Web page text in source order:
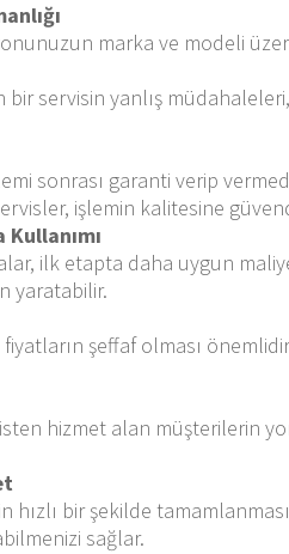
marka ve modeli
bir servisin yanlış
sonrası garanti verip
işlemin kalitesine
ilk etapta daha uygun
yaratabilir.
şeffaf olması
hizmet alan müşterilerin
hızlı bir şekilde
sağlar.